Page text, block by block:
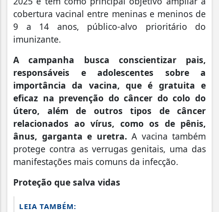
cobertura vacinal entre meninas e meninos de
9 a 14 anos, público-alvo prioritário do
imunizante.
A campanha busca conscientizar pais,
responsáveis e adolescentes sobre a
importância da vacina, que é gratuita e
eficaz na prevenção do câncer do colo do
útero, além de outros tipos de câncer
relacionados ao vírus, como os de pênis,
ânus, garganta e uretra. A vacina também
protege contra as verrugas genitais, uma das
manifestações mais comuns da infecção.
Proteção que salva vidas
LEIA TAMBÉM: